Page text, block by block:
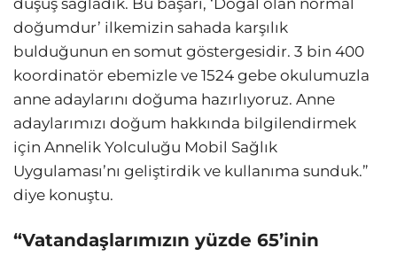
düşüş sağladık. Bu başarı, ‘Doğal olan normal
doğumdur’ ilkemizin sahada karşılık
bulduğunun en somut göstergesidir. 3 bin 400
koordinatör ebemizle ve 1524 gebe okulumuzla
anne adaylarını doğuma hazırlıyoruz. Anne
adaylarımızı doğum hakkında bilgilendirmek
için Annelik Yolculuğu Mobil Sağlık
Uygulaması’nı geliştirdik ve kullanıma sunduk.”
diye konuştu.
“Vatandaşlarımızın yüzde 65’inin